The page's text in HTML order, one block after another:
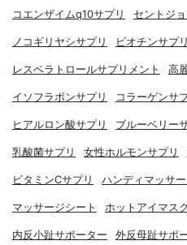
コエンザイムq10サプリ セントジ
ノコギリヤシサプリ ビオチンサプリ
レスベラトロールサプリメント 高
イソフラボンサプリ コラーゲンサ
ヒアルロン酸サプリ ブルーベリー
乳酸菌サプリ 女性ホルモンサプリ
ビタミンCサプリ ハンディマッサ
マッサージシート ホットアイマスク
内反小趾サポーター 外反母趾サポ